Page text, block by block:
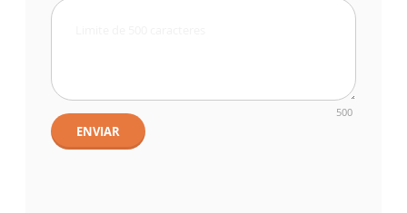
500
ENVIAR